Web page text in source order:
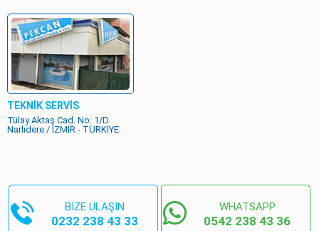
TEKNİK SERVİS
Tülay Aktaş Cad. No: 1/D
Narlıdere / İZMİR - TÜRKİYE
BİZE ULAŞIN
0232 238 43 33
WHATSAPP
0542 238 43 36